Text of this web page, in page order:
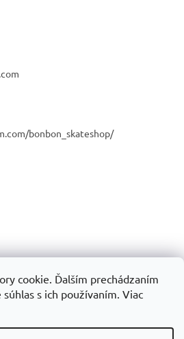
cookie. Ďalším prechádzaním
s ich používaním. Viac
bonbon_skateshop/
Vytvoril Shoptet